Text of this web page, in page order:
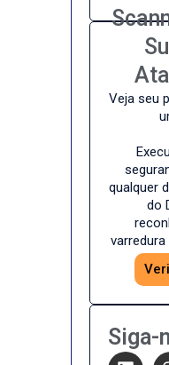
Veja seu
qualquer
do
varredura
Siga-